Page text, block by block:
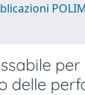
per
delle